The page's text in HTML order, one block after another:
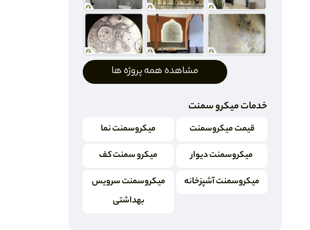
مشاهده همه پروژه ها
خدمات میکرو سمنت
قیمت میکروسمنت
میکروسمنت نما
میکروسمنت دیوار
میکرو سمنت کف
میکروسمنت آشپزخانه
میکروسمنت سرویس
بهداشتی